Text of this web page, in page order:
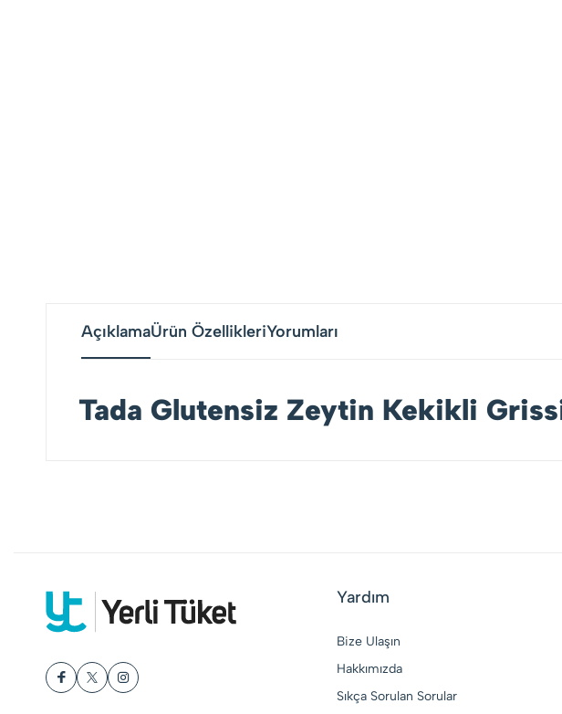
AçıklamaÜrün ÖzellikleriYorumları
Tada Glutensiz Zeytin Kekikli
Yardım
Bize Ulaşın
Hakkımızda
Sıkça Sorulan Sorular